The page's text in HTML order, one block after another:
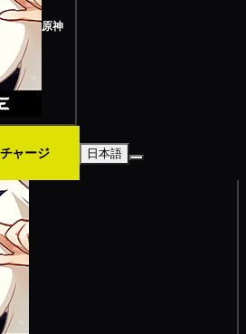
原神
ャージ 日本語